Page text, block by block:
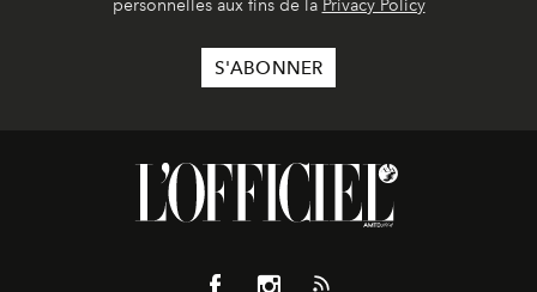
personnelles aux fins de la Privacy Policy